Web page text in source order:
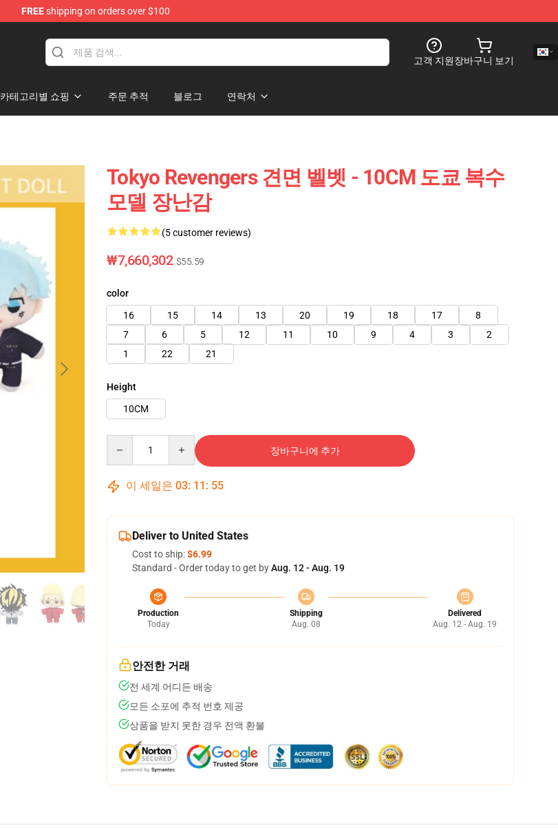
FREEshipping on orders over $100
고객 지원장바구니 보기
카테고리별 쇼핑 주문 추적 블로그 연락처
Tokyo Revengers 견면 벨벳 - 10CM 도쿄 복수
모델 장난감
(5 customer reviews)
₩7,660,302 $55.59
color
16
15 14 13 20 19 18 17
8
7
6 5 12 11 10 9 4 3
2
1
22 21
Height
10CM
장바구니에 추가
이 세일은 03: 11 : 54
Deliver to United States
Cost to ship:$6.99
Standard - Order today to get byAug. 12 - Aug. 19
Production
Today
Shipping
Aug. 08
Delivered
Aug. 12 - Aug. 19
안전한 거래
전 세계 어디든 배송
모든 소포에 추적 번호 제공
상품을 받지 못한 경우 전액 환불